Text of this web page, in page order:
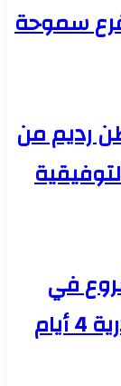
سموحة
يرفع 20 طن رديم من
في
قتل والدته وشقيقه بالإسكندرية 4 أيام